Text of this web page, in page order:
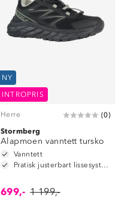
NY
INTROPRIS
Herre (0)
Stormberg
Alapmoen vanntett tursko
Vanntett
Pratisk justerbart lissesystem
699,- 1 199,-